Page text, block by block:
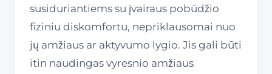
susiduriantiems su įvairaus pobūdžio
fiziniu diskomfortu, nepriklausomai nuo
jų amžiaus ar aktyvumo lygio. Jis gali būti
itin naudingas vyresnio amžiaus